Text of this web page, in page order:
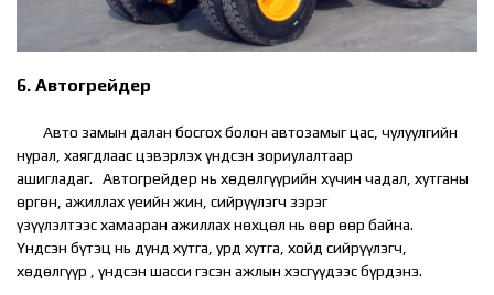
6. Автогрейдер
Авто замын далан босгох болон автозамыг цас, чулуулгийн
нурал, хаягдлаас цэвэрлэх үндсэн зориулалтаар
ашигладаг. Автогрейдер нь хөдөлгүүрийн хүчин чадал, хутганы
өргөн, ажиллах үеийн жин, сийрүүлэгч зэрэг
үзүүлэлтээс хамааран ажиллах нөхцөл нь өөр өөр байна.
Үндсэн бүтэц нь дунд хутга, урд хутга, хойд сийрүүлэгч,
хөдөлгүүр , үндсэн шасси гэсэн ажлын хэсгүүдээс бүрдэнэ.